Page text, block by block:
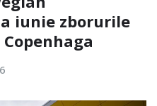
iunie zborurile